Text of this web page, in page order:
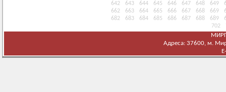
642
643 644 645 646 647 648 649
662
663 664 665 666 667 668 669
682
683 684 685 686 687 688 689
702
Адреса: 37600, м.